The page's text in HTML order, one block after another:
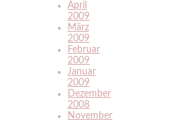
April
2009
März
2009
Februar
2009
Januar
2009
Dezember
2008
November